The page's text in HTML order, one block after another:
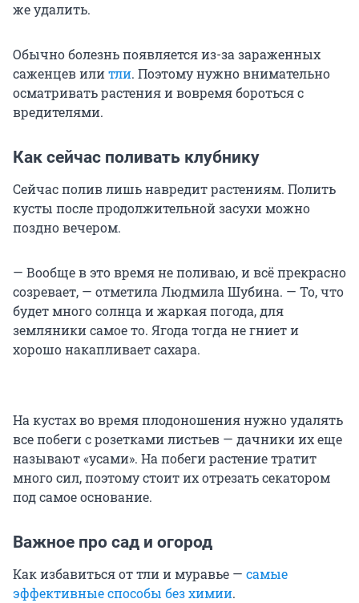
же удалить.
Обычно болезнь появляется из-за зараженных
саженцев илитли. Поэтому нужно внимательно
осматривать растения и вовремя бороться с
вредителями.
Как сейчас поливать клубнику
Сейчас полив лишь навредит растениям. Полить
кусты после продолжительной засухи можно
поздно вечером.
— Вообще в это время не поливаю, и всё прекрасно
созревает, — отметила Людмила Шубина. — То, что
будет много солнца и жаркая погода, для
земляники самое то. Ягода тогда не гниет и
хорошо накапливает сахара.
На кустах во время плодоношения нужно удалять
все побеги с розетками листьев — дачники их еще
называют «усами». На побеги растение тратит
много сил, поэтому стоит их отрезать секатором
под самое основание.
Важное про сад и огород
Как избавиться от тли и муравье — самые
эффективные способы без химии.